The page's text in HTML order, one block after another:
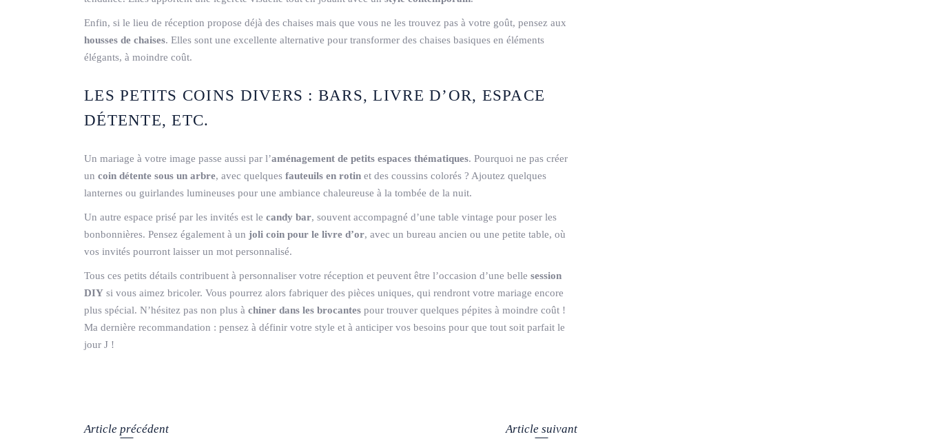
Enfin, si le lieu de réception propose déjà des chaises mais que vous ne les trouvez pas à votre goût, pensez aux
housses de chaises. Elles sont une excellente alternative pour transformer des chaises basiques en éléments
élégants, à moindre coût.
LES PETITS COINS DIVERS : BARS, LIVRE D’OR, ESPACE
DÉTENTE, ETC.
Un mariage à votre image passe aussi par l’aménagement de petits espaces thématiques. Pourquoi ne pas créer
un coin détente sous un arbre, avec quelques fauteuils en rotin et des coussins colorés ? Ajoutez quelques
lanternes ou guirlandes lumineuses pour une ambiance chaleureuse à la tombée de la nuit.
Un autre espace prisé par les invités est le candy bar, souvent accompagné d’une table vintage pour poser les
bonbonnières. Pensez également à un joli coin pour le livre d’or, avec un bureau ancien ou une petite table, où
vos invités pourront laisser un mot personnalisé.
Tous ces petits détails contribuent à personnaliser votre réception et peuvent être l’occasion d’une belle session
DIY si vous aimez bricoler. Vous pourrez alors fabriquer des pièces uniques, qui rendront votre mariage encore
plus spécial. N’hésitez pas non plus à chiner dans les brocantes pour trouver quelques pépites à moindre coût !
Ma dernière recommandation : pensez à définir votre style et à anticiper vos besoins pour que tout soit parfait le
jour J !
Article précédent Article suivant